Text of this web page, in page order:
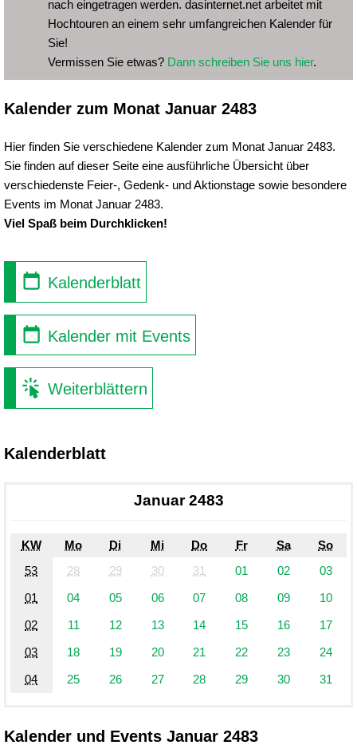
nach eingetragen werden. dasinternet.net arbeitet mit
Hochtouren an einem sehr umfangreichen Kalender für
Sie!
Vermissen Sie etwas? Dann schreiben Sie uns hier.
Kalender zum Monat Januar 2483
Hier finden Sie verschiedene Kalender zum Monat Januar 2483.
Sie finden auf dieser Seite eine ausführliche Übersicht über
verschiedenste Feier-, Gedenk- und Aktionstage sowie besondere
Events im Monat Januar 2483.
Viel Spaß beim Durchklicken!
Kalenderblatt
Kalender mit Events
Weiterblättern
Kalenderblatt
Januar 2483
KW Mo Di Mi Do Fr Sa
So
53
28 29 30 31 01 02
03
01
04 05 06 07 08 09
10
02
11 12 13 14 15 16
17
03
18 19 20 21 22 23
24
04
25 26 27 28 29 30 31
Kalender und Events Januar 2483